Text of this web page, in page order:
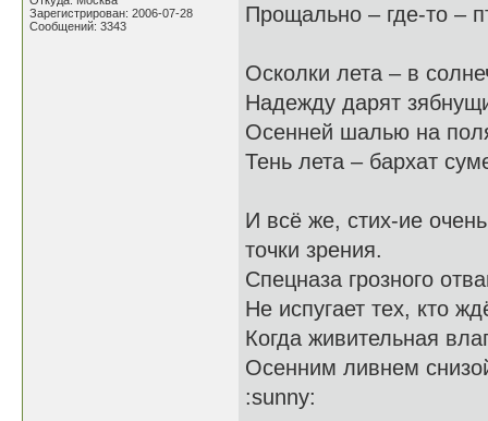
Зарегистрирован: 2006-07-28
Сообщений: 3343
Прощально – где-то –
Осколки лета – в
Надежду дарят
Осенней шалью на
Тень лета – бархат
И всё же, стих-ие
точки зрения.
Спецназа грозного
Не испугает тех, кто
Когда живительная
Осенним ливнем
:sunny: